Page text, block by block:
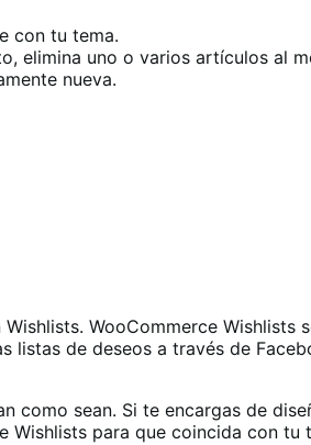
con tu tema.
elimina uno o varios artículos al
nueva.
WooCommerce Wishlists
de deseos a través de
como sean. Si te encargas de
Wishlists para que coincida con